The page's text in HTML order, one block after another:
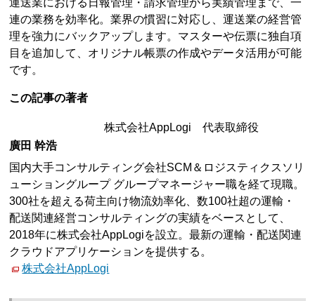
連の業務を効率化。業界の慣習に対応し、運送業の経営管
理を強力にバックアップします。マスターや伝票に独自項
目を追加して、オリジナル帳票の作成やデータ活用が可能
です。
この記事の著者
株式会社AppLogi 代表取締役
廣田 幹浩
国内大手コンサルティング会社SCM＆ロジスティクスソリ
ューショングループ グループマネージャー職を経て現職。
300社を超える荷主向け物流効率化、数100社超の運輸・
配送関連経営コンサルティングの実績をベースとして、
2018年に株式会社AppLogiを設立。最新の運輸・配送関連
クラウドアプリケーションを提供する。
株式会社AppLogi